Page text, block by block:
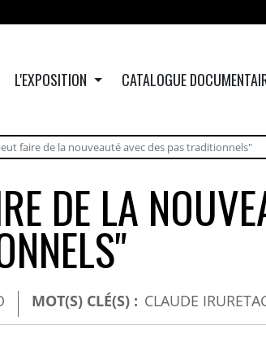
L'EXPOSITION CATALOGUE
faire de la nouveauté avec des pas traditionnels"
DE LA
MOT(S) CLÉ(S) : CLAUDE